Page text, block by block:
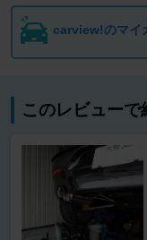
carview!のマイ
このレビュー